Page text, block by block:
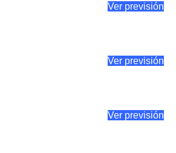
Ver previsión
Ver previsión
Ver previsión